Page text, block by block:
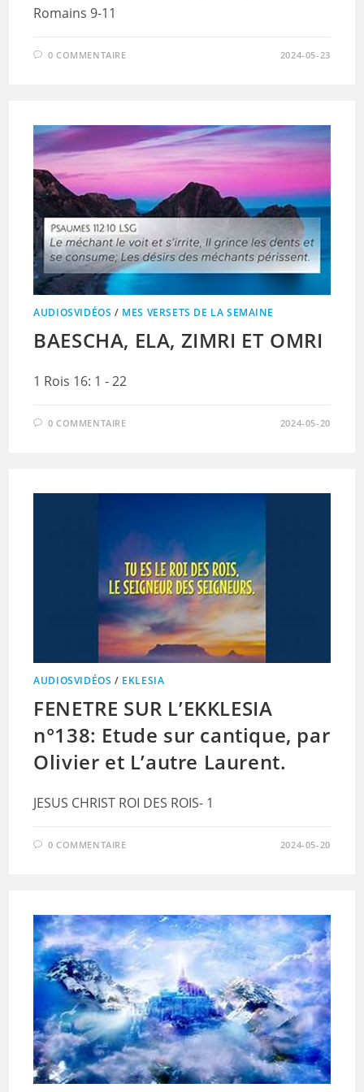
Romains 9-11
0 COMMENTAIRE 2024-05-23
AUDIOSVIDÉOS / MES VERSETS DE LA SEMAINE
BAESCHA, ELA, ZIMRI ET OMRI
1 Rois 16: 1 - 22
0 COMMENTAIRE 2024-05-20
AUDIOSVIDÉOS / EKLESIA
FENETRE SUR L’EKKLESIA
n°138: Etude sur cantique, par
Olivier et L’autre Laurent.
JESUS CHRIST ROI DES ROIS- 1
0 COMMENTAIRE 2024-05-20